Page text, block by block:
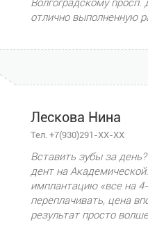
Волгоградскому просп.
отлично выполненную
Лескова Нина
Тел. +7(930)291-XX-XX
Вставить зубы за
дент на
имплантацию «все на
переплачивать, цена
результат просто